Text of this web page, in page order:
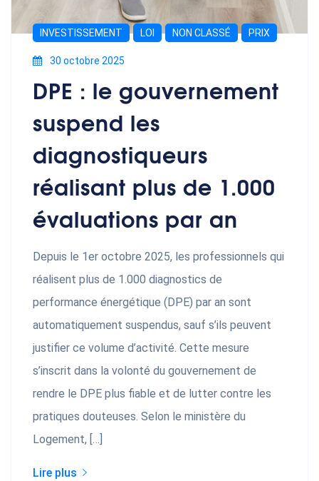
INVESTISSEMENT LOI NON CLASSÉ PRIX
30 octobre 2025
DPE : le gouvernement
suspend les
diagnostiqueurs
réalisant plus de 1.000
évaluations par an
Depuis le 1er octobre 2025, les professionnels qui
réalisent plus de 1.000 diagnostics de
performance énergétique (DPE) par an sont
automatiquement suspendus, sauf s’ils peuvent
justifier ce volume d’activité. Cette mesure
s’inscrit dans la volonté du gouvernement de
rendre le DPE plus fiable et de lutter contre les
pratiques douteuses. Selon le ministère du
Logement, […]
Lire plus